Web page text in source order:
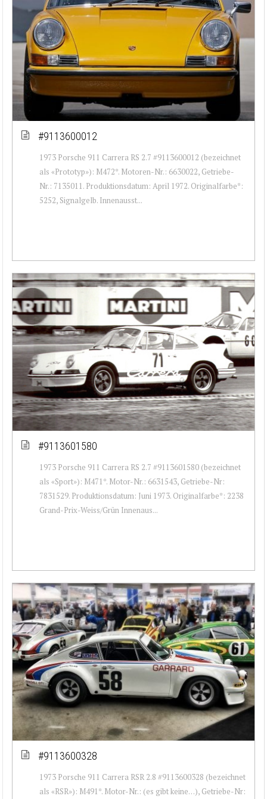
#9113600012
1973 Porsche 911 Carrera RS 2.7 #9113600012 (bezeichnet
als «Prototyp»): M472*. Motoren-Nr.: 6630022, Getriebe-
Nr.: 7135011. Produktionsdatum: April 1972. Originalfarbe*:
5252, Signalgelb. Innenausst...
#9113601580
1973 Porsche 911 Carrera RS 2.7 #9113601580 (bezeichnet
als «Sport»): M471*. Motor-Nr.: 6631543, Getriebe-Nr:
7831529. Produktionsdatum: Juni 1973. Originalfarbe*: 2238
Grand-Prix-Weiss/Grün Innenaus...
#9113600328
1973 Porsche 911 Carrera RSR 2.8 #9113600328 (bezeichnet
als «RSR»): M491*. Motor-Nr.: (es gibt keine…), Getriebe-Nr: